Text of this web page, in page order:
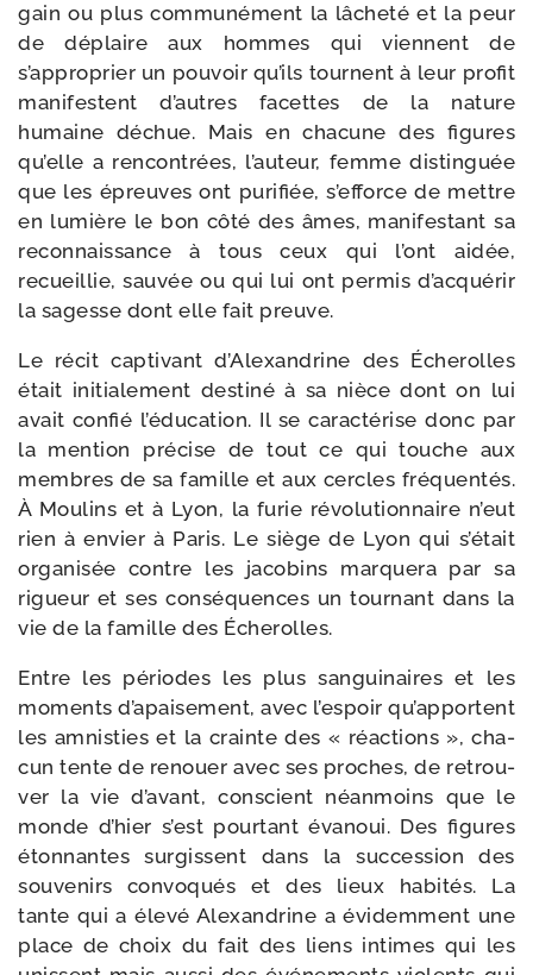
gain ou plus com­mu­né­ment la lâche­té et la peur
de déplaire aux hommes qui viennent de
s’approprier un pou­voir qu’ils tournent à leur pro­fit
mani­festent d’autres facettes de la nature
humaine déchue. Mais en cha­cune des figures
qu’elle a ren­con­trées, l’auteur, femme dis­tin­guée
que les épreuves ont puri­fiée, s’efforce de mettre
en lumière le bon côté des âmes, mani­fes­tant sa
recon­nais­sance à tous ceux qui l’ont aidée,
recueillie, sau­vée ou qui lui ont per­mis d’acquérir
la sagesse dont elle fait preuve.
Le récit cap­ti­vant d’Alexandrine des Écherolles
était ini­tia­le­ment des­ti­né à sa nièce dont on lui
avait confié l’éducation. Il se carac­té­rise donc par
la men­tion pré­cise de tout ce qui touche aux
membres de sa famille et aux cercles fré­quen­tés.
À Moulins et à Lyon, la furie révo­lu­tion­naire n’eut
rien à envier à Paris. Le siège de Lyon qui s’était
orga­ni­sée contre les jaco­bins mar­que­ra par sa
rigueur et ses consé­quences un tour­nant dans la
vie de la famille des Écherolles.
Entre les périodes les plus san­gui­naires et les
moments d’apaisement, avec l’espoir qu’apportent
les amnis­ties et la crainte des « réac­tions », cha­
cun tente de renouer avec ses proches, de retrou­
ver la vie d’avant, conscient néan­moins que le
monde d’hier s’est pour­tant éva­noui. Des figures
éton­nantes sur­gissent dans la suc­ces­sion des
sou­ve­nirs convo­qués et des lieux habi­tés. La
tante qui a éle­vé Alexandrine a évi­dem­ment une
place de choix du fait des liens intimes qui les